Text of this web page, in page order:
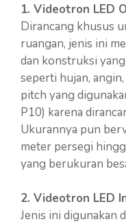
1. Videotron LED
Dirancang khusus
ruangan, jenis ini
dan konstruksi
seperti hujan,
pitch yang
P10) karena
Ukurannya pun
meter persegi
yang berukuran
2. Videotron LED
Jenis ini digunakan